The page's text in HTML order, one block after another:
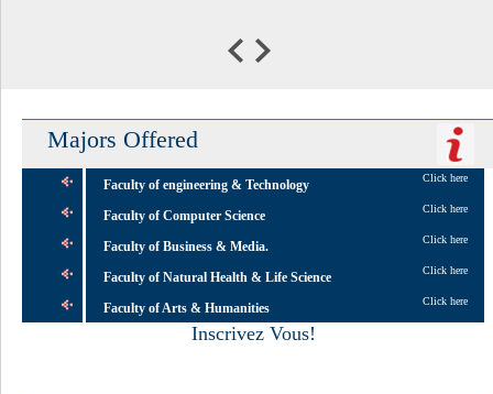
Majors Offered
Faculty of engineering & Technology Click here
Faculty of Computer Science Click here
Faculty of Business & Media. Click here
Faculty of Natural Health & Life Science Click here
Faculty of Arts & Humanities Click here
Inscrivez Vous!